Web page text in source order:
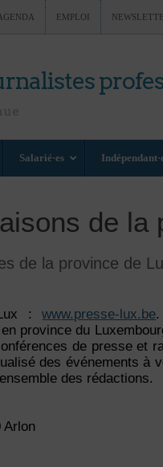
EMPLOI
Salarié·es
de la
de la province de
:www.presse-lux.be
province du
de presse et
des événements à
des rédactions.
Arlon